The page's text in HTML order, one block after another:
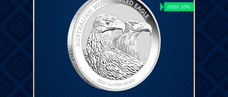
10% הנחה